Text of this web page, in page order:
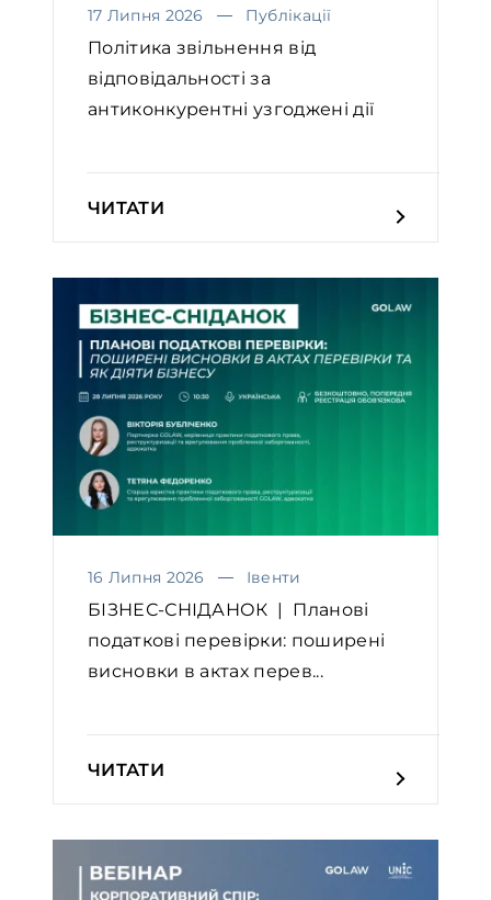
17 Липня 2026 Публікації
Політика звільнення від
відповідальності за
антиконкурентні узгоджені дії
ЧИТАТИ
16 Липня 2026 Івенти
БІЗНЕС-СНІДАНОК | Планові
податкові перевірки: поширені
висновки в актах перев...
ЧИТАТИ